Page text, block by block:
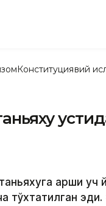
Конституциявий
қарши
тўхтатилган